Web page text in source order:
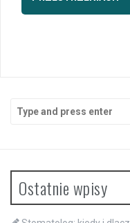
for:
Ostatnie wpisy